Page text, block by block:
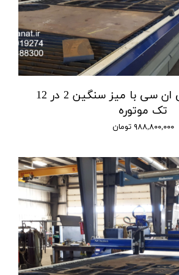
برش پلاسما سی ان سی با میز سنگین 2 در 12
تک موتوره
۹۸۸,۸۰۰,۰۰۰ تومان